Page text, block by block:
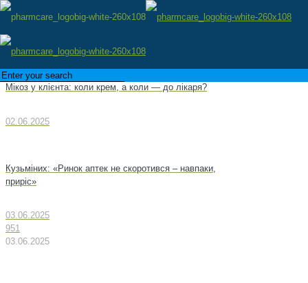
Мікоз у клієнта: коли крем, а коли — до лікаря?
02.06.2025
Кузьміних: «Ринок аптек не скоротився – навпаки,
приріс»
03.06.2025
951
03.06.2025